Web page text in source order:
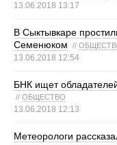
13.06.2018 13:17
В Сыктывкаре
Семенюком
//
13.06.2018 12:54
БНК ищет
// ОБЩЕСТВО
13.06.2018 12:13
Метеорологи